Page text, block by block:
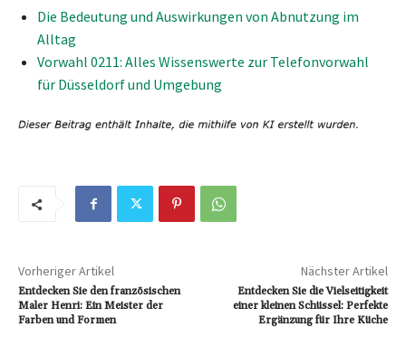
Die Bedeutung und Auswirkungen von Abnutzung im
Alltag
Vorwahl 0211: Alles Wissenswerte zur Telefonvorwahl
für Düsseldorf und Umgebung
Vorheriger Artikel
Entdecken Sie den französischen
Maler Henri: Ein Meister der
Farben und Formen
Nächster Artikel
Entdecken Sie die Vielseitigkeit
einer kleinen Schüssel: Perfekte
Ergänzung für Ihre Küche